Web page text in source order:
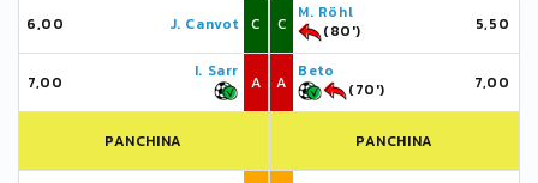
6,00 J. Canvot C
7,00
I. Sarr
A
PANCHINA
C
M. Röhl
(80')
5,50
A
Beto
(70')
7,00
PANCHINA